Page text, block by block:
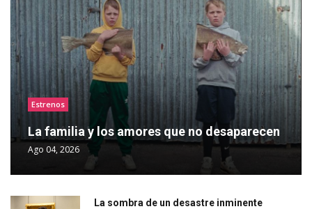
Estrenos
La familia y los amores que no desaparecen
Ago 04, 2026
La sombra de un desastre inminente